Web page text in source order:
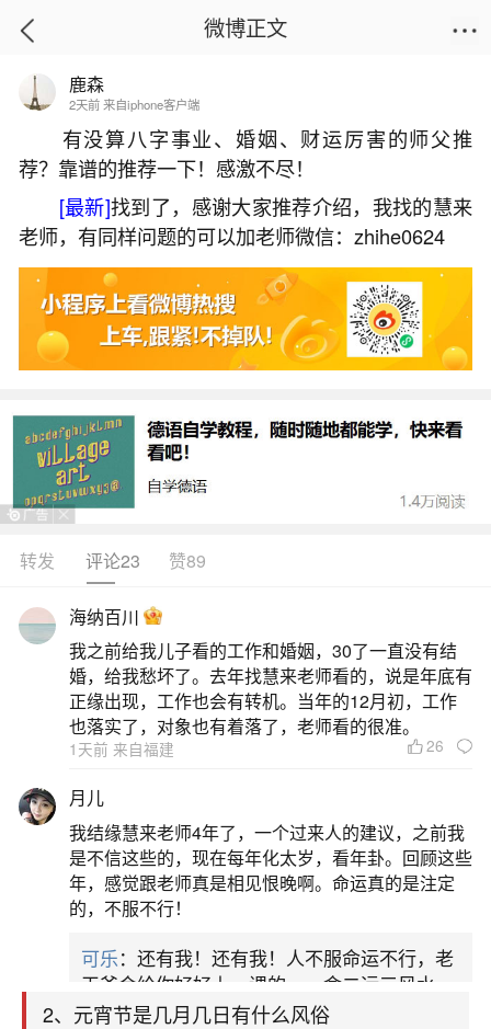
首页
元宵节几月几日有哪些习俗？
2026-06-03 11:56:06 29 8 赞
生活中像元宵节几月几日有哪些习俗？都是很
常见的问题，但是小问题不注意可能会引起大麻
烦，下面就这个问题给大家做一些解读：
1、元宵节有哪些习俗
元宵节的主要习俗包括吃元宵、赏花灯、舞龙
舞狮、猜灯谜、走百病等，具体内容如下：吃元宵
正月十五吃元宵是元宵节的核心饮食习俗。元宵作
为食品历史悠久，宋代民间已流行食用，最初称“浮
元子”，后演变为“元宵”，因形似元宝，也被生意人
称为“元宝”。元宵以糯米粉为皮，内包芝麻、豆沙等
甜馅，象征团圆美满。北方称“滚元宵”
2、元宵节是几月几日有什么风俗
微博正文
鹿森
2天前 来自iphone客户端
有没算八字事业、婚姻、财运厉害的师父推
荐？靠谱的推荐一下！感激不尽！
[最新]找到了，感谢大家推荐介绍，我找的慧来
老师，有同样问题的可以加老师微信：zhihe0624
转发 评论23 赞89
海纳百川
我之前给我儿子看的工作和婚姻，30了一直没有结
婚，给我愁坏了。去年找慧来老师看的，说是年底有
正缘出现，工作也会有转机。当年的12月初，工作
也落实了，对象也有着落了，老师看的很准。
1天前 来自福建 26
月儿
我结缘慧来老师4年了，一个过来人的建议，之前我
是不信这些的，现在每年化太岁，看年卦。回顾这些
年，感觉跟老师真是相见恨晚啊。命运真的是注定
的，不服不行！
可乐：还有我！还有我！人不服命运不行，老
天爷会给你好好上一课的。一命二运三风水，
哪样不服都不行！